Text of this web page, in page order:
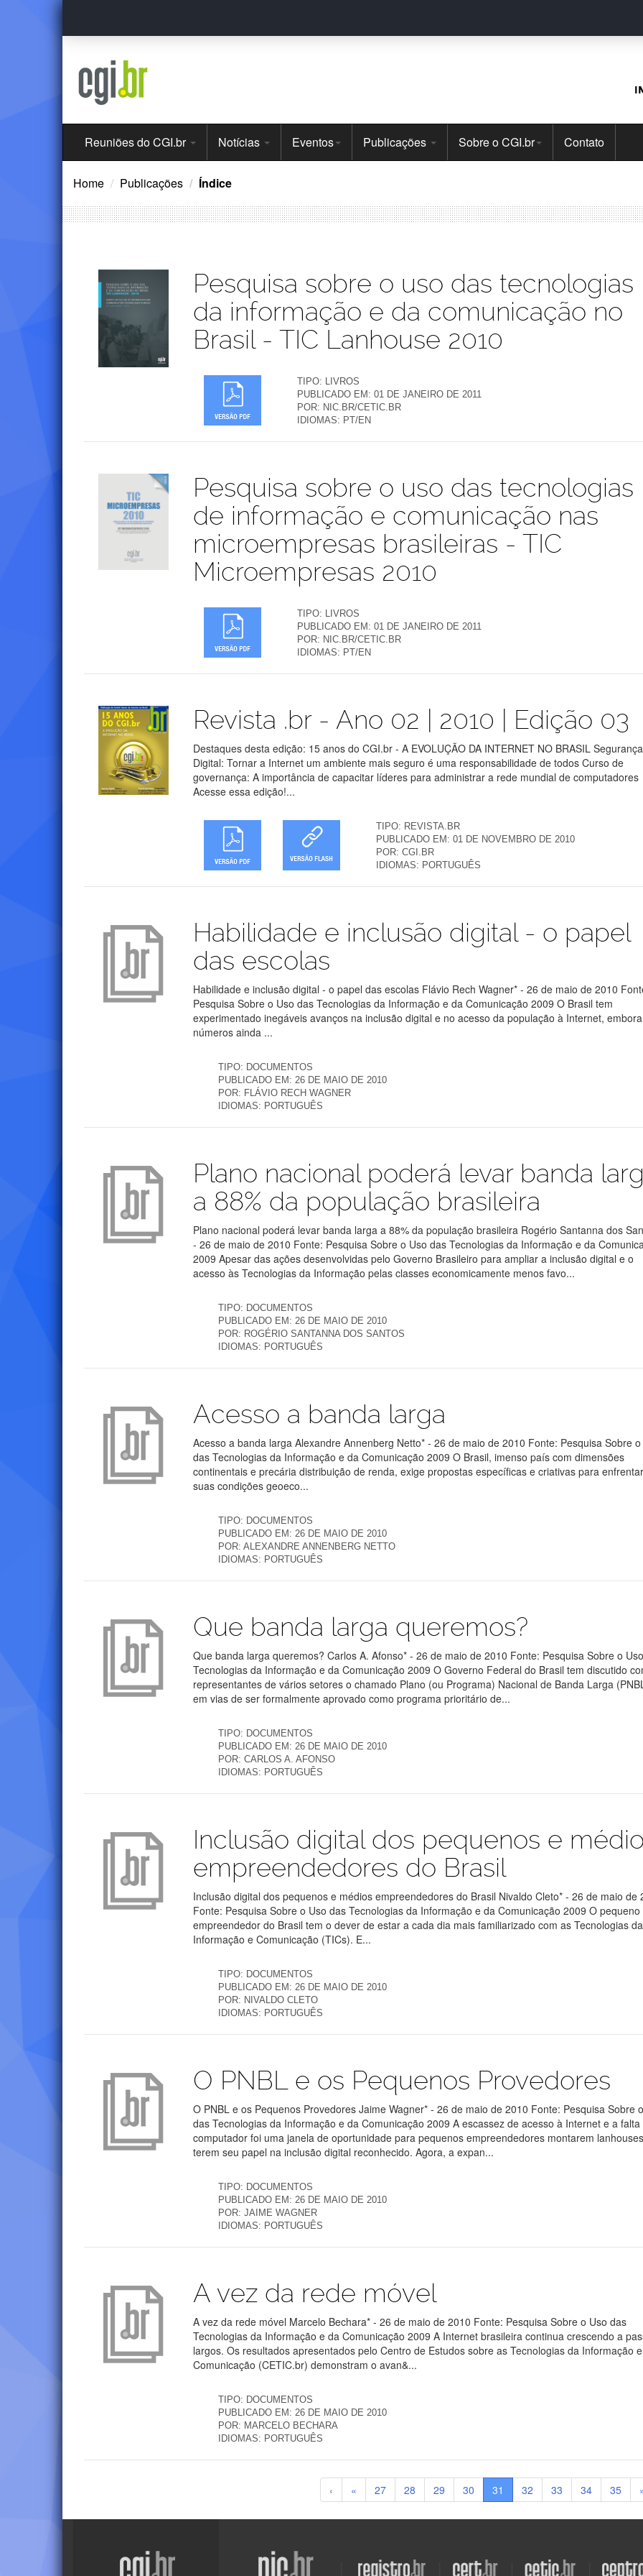
Ir
o
Menu
Principal
Reuniões do CGI.br Notícias Eventos Publicações Sobre o CGI.br Contato
Home Publicações Índice
PublicaçõesPesquisa sobre o uso das tecnologias
da informação e da comunicação no
Brasil - TIC Lanhouse 2010
TIPO: LIVROS
PUBLICADO EM: 01 DE JANEIRO DE 2011
POR: NIC.BR/CETIC.BR
IDIOMAS: PT/EN
PublicaçõesPesquisa sobre o uso das tecnologias
de informação e comunicação nas
microempresas brasileiras - TIC
Microempresas 2010
TIPO: LIVROS
PUBLICADO EM: 01 DE JANEIRO DE 2011
POR: NIC.BR/CETIC.BR
IDIOMAS: PT/EN
PublicaçõesRevista .br - Ano 02 | 2010 | Edição 03
Destaques desta edição: 15 anos do CGI.br - A EVOLUÇÃO DA INTERNET NO BRASIL Segurança
Digital: Tornar a Internet um ambiente mais seguro é uma responsabilidade de todos Curso de
governança: A importância de capacitar líderes para administrar a rede mundial de computadores
Acesse essa edição!...
TIPO: REVISTA.BR
PUBLICADO EM: 01 DE NOVEMBRO DE 2010
POR: CGI.BR
IDIOMAS: PORTUGUÊS
PublicaçõesHabilidade e inclusão digital - o papel
das escolas
Habilidade e inclusão digital - o papel das escolas Flávio Rech Wagner* - 26 de maio de 2010
Pesquisa Sobre o Uso das Tecnologias da Informação e da Comunicação 2009 O Brasil tem
experimentado inegáveis avanços na inclusão digital e no acesso da população à Internet,
números ainda ...
TIPO: DOCUMENTOS
PUBLICADO EM: 26 DE MAIO DE 2010
POR: FLÁVIO RECH WAGNER
IDIOMAS: PORTUGUÊS
PublicaçõesPlano nacional poderá levar banda
a 88% da população brasileira
Plano nacional poderá levar banda larga a 88% da população brasileira Rogério Santanna dos
- 26 de maio de 2010 Fonte: Pesquisa Sobre o Uso das Tecnologias da Informação e da
2009 Apesar das ações desenvolvidas pelo Governo Brasileiro para ampliar a inclusão digital e o
acesso às Tecnologias da Informação pelas classes economicamente menos favo...
TIPO: DOCUMENTOS
PUBLICADO EM: 26 DE MAIO DE 2010
POR: ROGÉRIO SANTANNA DOS SANTOS
IDIOMAS: PORTUGUÊS
PublicaçõesAcesso a banda larga
Acesso a banda larga Alexandre Annenberg Netto* - 26 de maio de 2010 Fonte: Pesquisa Sobre
das Tecnologias da Informação e da Comunicação 2009 O Brasil, imenso país com dimensões
continentais e precária distribuição de renda, exige propostas específicas e criativas para
suas condições geoeco...
TIPO: DOCUMENTOS
PUBLICADO EM: 26 DE MAIO DE 2010
POR: ALEXANDRE ANNENBERG NETTO
IDIOMAS: PORTUGUÊS
PublicaçõesQue banda larga queremos?
Que banda larga queremos? Carlos A. Afonso* - 26 de maio de 2010 Fonte: Pesquisa Sobre o
Tecnologias da Informação e da Comunicação 2009 O Governo Federal do Brasil tem discutido
representantes de vários setores o chamado Plano (ou Programa) Nacional de Banda Larga
em vias de ser formalmente aprovado como programa prioritário de...
TIPO: DOCUMENTOS
PUBLICADO EM: 26 DE MAIO DE 2010
POR: CARLOS A. AFONSO
IDIOMAS: PORTUGUÊS
PublicaçõesInclusão digital dos pequenos e
empreendedores do Brasil
Inclusão digital dos pequenos e médios empreendedores do Brasil Nivaldo Cleto* - 26 de maio de
Fonte: Pesquisa Sobre o Uso das Tecnologias da Informação e da Comunicação 2009 O pequeno
empreendedor do Brasil tem o dever de estar a cada dia mais familiarizado com as Tecnologias da
Informação e Comunicação (TICs). E...
TIPO: DOCUMENTOS
PUBLICADO EM: 26 DE MAIO DE 2010
POR: NIVALDO CLETO
IDIOMAS: PORTUGUÊS
PublicaçõesO PNBL e os Pequenos Provedores
O PNBL e os Pequenos Provedores Jaime Wagner* - 26 de maio de 2010 Fonte: Pesquisa Sobre
das Tecnologias da Informação e da Comunicação 2009 A escassez de acesso à Internet e a
computador foi uma janela de oportunidade para pequenos empreendedores montarem
terem seu papel na inclusão digital reconhecido. Agora, a expan...
TIPO: DOCUMENTOS
PUBLICADO EM: 26 DE MAIO DE 2010
POR: JAIME WAGNER
IDIOMAS: PORTUGUÊS
PublicaçõesA vez da rede móvel
A vez da rede móvel Marcelo Bechara* - 26 de maio de 2010 Fonte: Pesquisa Sobre o Uso das
Tecnologias da Informação e da Comunicação 2009 A Internet brasileira continua crescendo a
largos. Os resultados apresentados pelo Centro de Estudos sobre as Tecnologias da Informação
Comunicação (CETIC.br) demonstram o avan&...
TIPO: DOCUMENTOS
PUBLICADO EM: 26 DE MAIO DE 2010
POR: MARCELO BECHARA
IDIOMAS: PORTUGUÊS
‹ « 27 28 29 30 31 32 33 34 35